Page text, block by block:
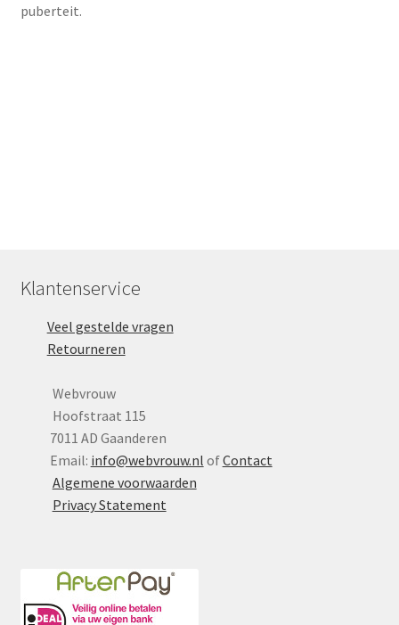
puberteit.
Klantenservice
Veel gestelde vragen
Retourneren
Webvrouw
Hoofstraat 115
7011 AD Gaanderen
Email: info@webvrouw.nl ofContact
Algemene voorwaarden
Privacy Statement